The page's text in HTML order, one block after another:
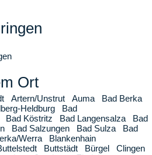
Ort
Artern/Unstrut Auma
Bad Berka
Heldburg
Bad
Bad Köstritz Bad Langensalza
Bad
Bad Salzungen Bad Sulza
Bad
Werra
Blankenhain
Buttstädt Bürgel
Clingen